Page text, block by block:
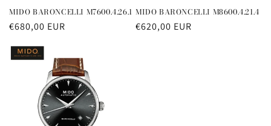
MIDO BARONCELLI M7600.4.26.1
Prix
€680,00 EUR
MIDO BARONCELLI M8600.4.21.4
Prix
€620,00 EUR